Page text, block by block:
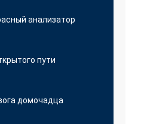
анализатор
пути
домочадца